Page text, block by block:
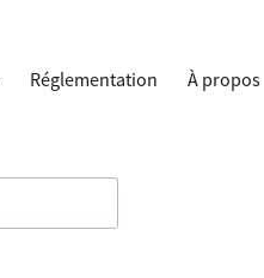
Réglementation À propos